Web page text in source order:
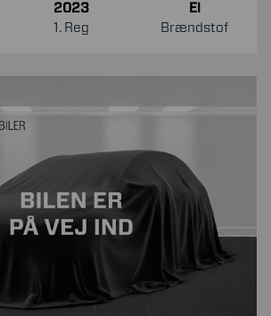
2023
1. Reg
El
Brændstof